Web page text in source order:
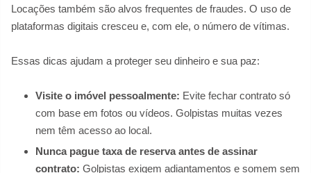
Locações também são alvos frequentes de fraudes. O uso de
plataformas digitais cresceu e, com ele, o número de vítimas.
Essas dicas ajudam a proteger seu dinheiro e sua paz:
Visite o imóvel pessoalmente: Evite fechar contrato só
com base em fotos ou vídeos. Golpistas muitas vezes
nem têm acesso ao local.
Nunca pague taxa de reserva antes de assinar
contrato: Golpistas exigem adiantamentos e somem sem